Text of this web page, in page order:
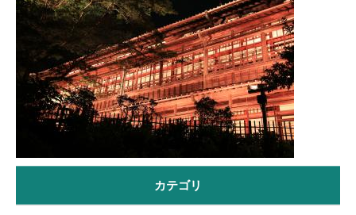
カテゴリ